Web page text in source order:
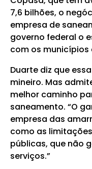
7,6 bilhões, o
empresa de
governo federal o
com os
Duarte diz que
mineiro. Mas
melhor caminho
saneamento. “O
empresa das
como as
públicas, que não
serviços.”